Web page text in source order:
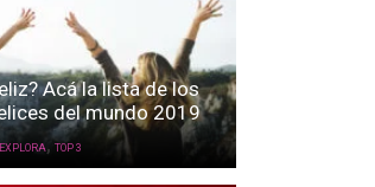
Acá la lista de los
del mundo 2019
EXPLORA , TOP 3